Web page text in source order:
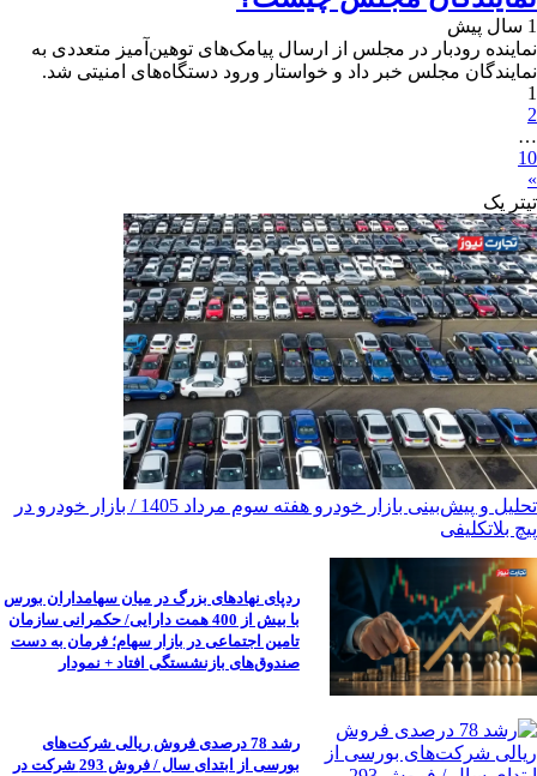
1 سال پیش
نماینده رودبار در مجلس از ارسال پیامک‌های توهین‌آمیز متعددی به
نمایندگان مجلس خبر داد و خواستار ورود دستگاه‌های امنیتی شد.
1
2
…
10
»
تیترِ یک
تحلیل و پیش‌بینی بازار خودرو هفته سوم مرداد 1405 / بازار خودرو در
پیچ بلاتکلیفی
ردپای نهادهای بزرگ در میان سهامداران بورس
با بیش از 400 همت دارایی/ حکمرانی سازمان
تامین اجتماعی در بازار سهام؛ فرمان به دست
صندوق‌های بازنشستگی افتاد + نمودار
رشد 78 درصدی فروش ریالی شرکت‌های
بورسی از ابتدای سال / فروش 293 شرکت در